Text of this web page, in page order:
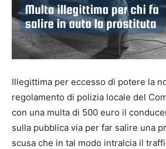
Illegittima per eccesso di potere la
regolamento di polizia locale del
con una multa di 500 euro il
sulla pubblica via per far salire una
scusa che in tal modo intralcia il